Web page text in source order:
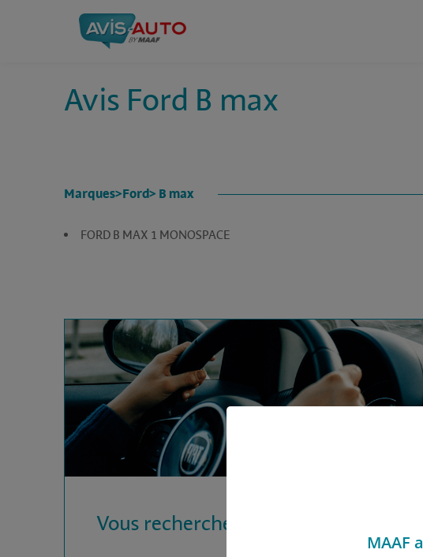
Avis Ford B max
Marques>Ford> B max
FORD B MAX 1 MONOSPACE
Vous recherchez une assurance
MAAF